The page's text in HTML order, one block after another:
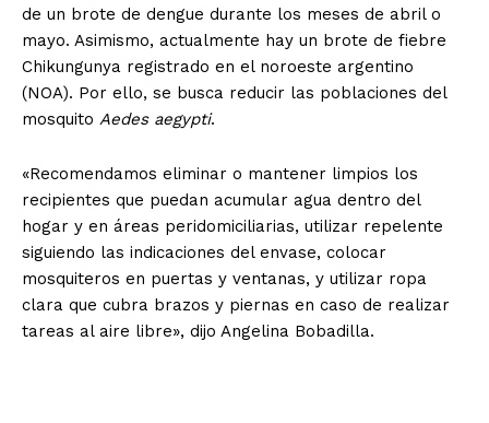
de un brote de dengue durante los meses de abril o
mayo. Asimismo, actualmente hay un brote de fiebre
Chikungunya registrado en el noroeste argentino
(NOA). Por ello, se busca reducir las poblaciones del
mosquito Aedes aegypti.
«Recomendamos eliminar o mantener limpios los
recipientes que puedan acumular agua dentro del
hogar y en áreas peridomiciliarias, utilizar repelente
siguiendo las indicaciones del envase, colocar
mosquiteros en puertas y ventanas, y utilizar ropa
clara que cubra brazos y piernas en caso de realizar
tareas al aire libre», dijo Angelina Bobadilla.